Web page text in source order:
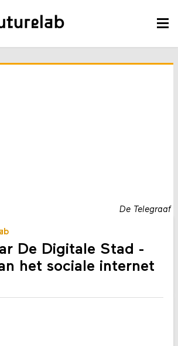
De Telegraaf
De Digitale Stad -
het sociale internet